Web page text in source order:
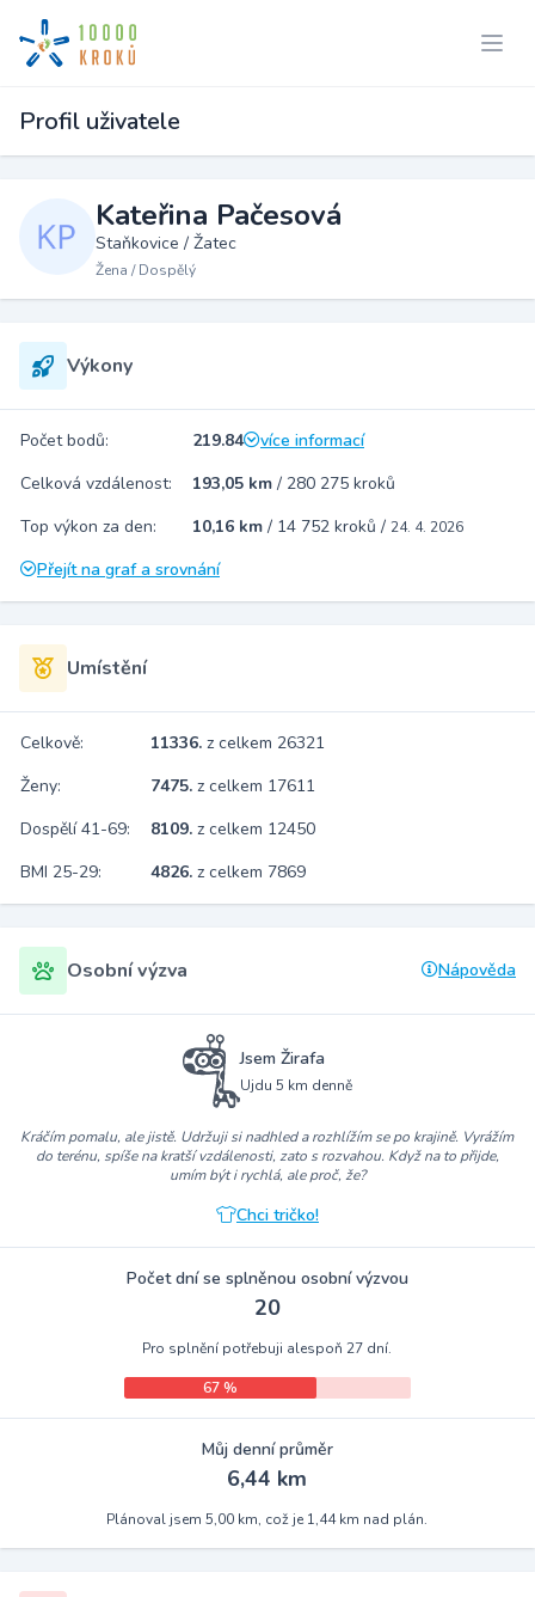
Profil uživatele
Kateřina Pačesová
Staňkovice / Žatec
Žena / Dospělý
Výkony
Počet bodů: 219.84
více informací
Celková vzdálenost:
193,05 km / 280 275 kroků
Top výkon za den:
10,16 km / 14 752 kroků / 24. 4. 2026
Přejít na graf a srovnání
Umístění
Celkově: 11336. z celkem 26321
Ženy:
7475. z celkem 17611
Dospělí 41-69:
8109. z celkem 12450
BMI 25-29:
4826. z celkem 7869
Osobní výzva Nápověda
Jsem Žirafa
Ujdu 5 km denně
Kráčím pomalu, ale jistě. Udržuji si nadhled a rozhlížím se po krajině. Vyrážím
do terénu, spíše na kratší vzdálenosti, zato s rozvahou. Když na to přijde,
umím být i rychlá, ale proč, že?
Chci tričko!
Počet dní se splněnou osobní výzvou
20
Pro splnění potřebuji alespoň 27 dní.
67 %
Můj denní průměr
6,44 km
Plánoval jsem 5,00 km, což je 1,44 km nad plán.